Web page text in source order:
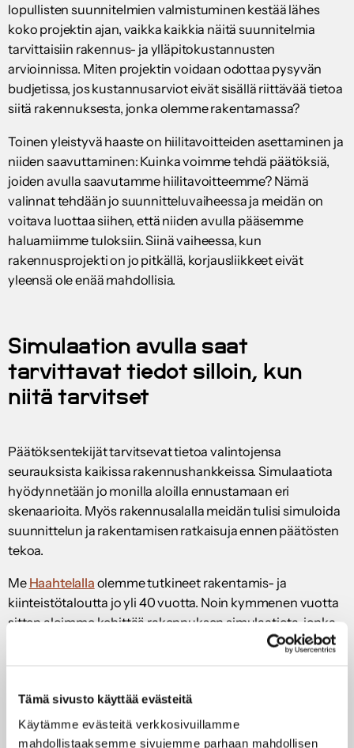
Tämä sivusto käyttää evästeitä
Käytämme evästeitä verkkosivuillamme
mahdollistaaksemme sivujemme parhaan mahdollisen
lopullisten suunnitelmien valmistuminen kestää lähes
koko projektin ajan, vaikka kaikkia näitä suunnitelmia
tarvittaisiin rakennus- ja ylläpitokustannusten
arvioinnissa. Miten projektin voidaan odottaa pysyvän
budjetissa, jos kustannusarviot eivät sisällä riittävää tietoa
siitä rakennuksesta, jonka olemme rakentamassa?
Toinen yleistyvä haaste on hiilitavoitteiden asettaminen ja
niiden saavuttaminen: Kuinka voimme tehdä päätöksiä,
joiden avulla saavutamme hiilitavoitteemme? Nämä
valinnat tehdään jo suunnitteluvaiheessa ja meidän on
voitava luottaa siihen, että niiden avulla pääsemme
haluamiimme tuloksiin. Siinä vaiheessa, kun
rakennusprojekti on jo pitkällä, korjausliikkeet eivät
yleensä ole enää mahdollisia.
Simulaation avulla saat
tarvittavat tiedot silloin, kun
niitä tarvitset
Päätöksentekijät tarvitsevat tietoa valintojensa
seurauksista kaikissa rakennushankkeissa. Simulaatiota
hyödynnetään jo monilla aloilla ennustamaan eri
skenaarioita. Myös rakennusalalla meidän tulisi simuloida
suunnittelun ja rakentamisen ratkaisuja ennen päätösten
tekoa.
Me Haahtelalla olemme tutkineet rakentamis- ja
kiinteistötaloutta jo yli 40 vuotta. Noin kymmenen vuotta
sitten aloimme kehittää rakennuksen simulaatiota, jonka
avulla valintojen seuraukset voidaan havainnollistaa jo
Haahtelan Realaizerin avulla voit simuloida eri
perusteella. Rakennuksen voi simuloida aina käyttäjän